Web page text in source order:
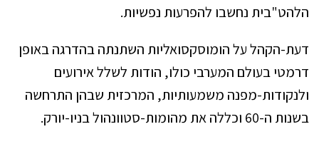
הלהט"בית נחשבו להפרעות נפשיות.
דעת-הקהל על הומוסקסואליות השתנתה בהדרגה באופן
דרמטי בעולם המערבי כולו, הודות לשלל אירועים
ולנקודות-מפנה משמעותיות, המרכזית שבהן התרחשה
בשנות ה-60 וכללה את מהומות-סטוונהול בניו-יורק.